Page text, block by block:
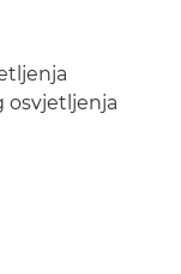
osvjetljenja